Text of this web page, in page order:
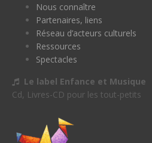
Nous connaître
Partenaires, liens
Réseau d’acteurs culturels
Ressources
Spectacles
Le label Enfance et Musique
Cd, Livres-CD pour les tout-petits